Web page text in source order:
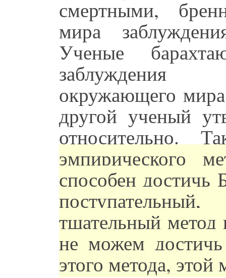
смертными,
мира
Ученые
заблуждения
окружающего
другой ученый
относительно.
эмпирического
способен достичь
тщательный
не можем достичь
этого метода, этой